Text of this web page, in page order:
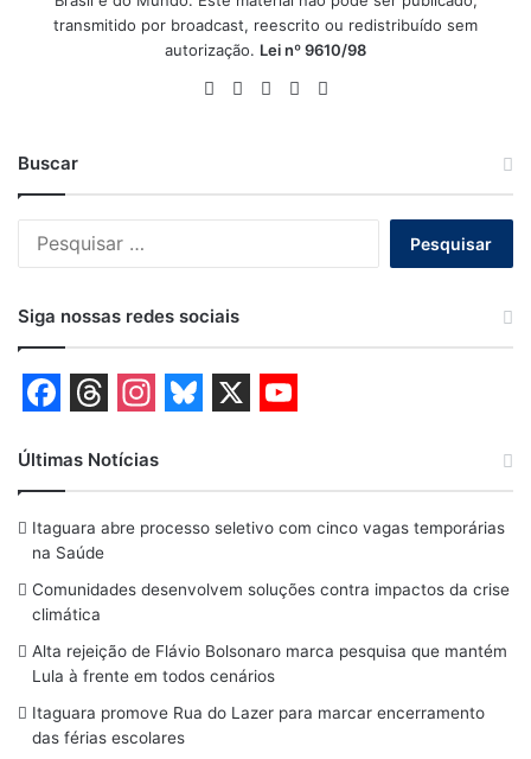
transmitido por broadcast, reescrito ou redistribuído sem
autorização. Lei nº 9610/98
WebsiteFacebook
X YouTube
Buscar
Siga nossas redes sociais
a
c
e
b
o
o
k
h
r
e
a
d
s
n
s
t
a
r
a
m
u
e
s
y
u
T
u
e
Últimas Notícias
Itaguara abre processo seletivo com cinco vagas temporárias
na Saúde
Comunidades desenvolvem soluções contra impactos da crise
climática
Alta rejeição de Flávio Bolsonaro marca pesquisa que mantém
Lula à frente em todos cenários
Itaguara promove Rua do Lazer para marcar encerramento
das férias escolares